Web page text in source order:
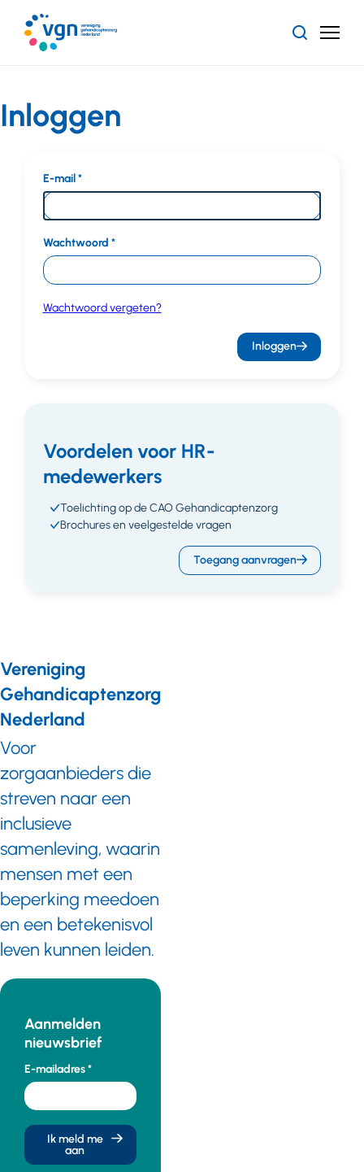
naar
hoofdinhoud
ZoekenMenu
Inloggen
E-mail
Wachtwoord
Wachtwoord vergeten?
Inloggen
Voordelen voor HR-
medewerkers
Toelichting op de CAO Gehandicaptenzorg
Brochures en veelgestelde vragen
Toegang aanvragen
Vereniging
Gehandicaptenzorg
Nederland
Voor
zorgaanbieders die
streven naar een
inclusieve
samenleving, waarin
mensen met een
beperking meedoen
en een betekenisvol
leven kunnen leiden.
Aanmelden
nieuwsbrief
E-mailadres
Ik meld me
aan